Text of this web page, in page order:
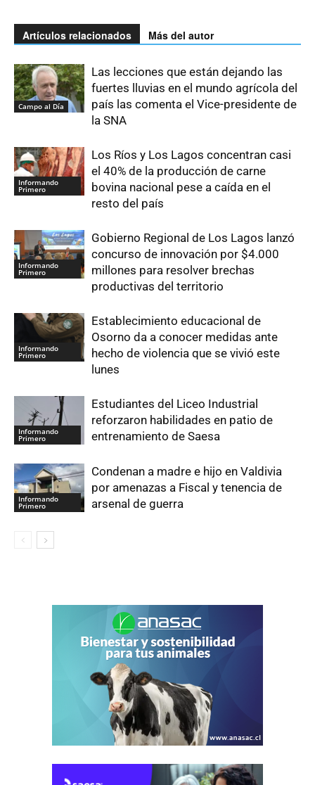
Artículos relacionados Más del autor
Campo al Día
Las lecciones que están dejando las
fuertes lluvias en el mundo agrícola del
país las comenta el Vice-presidente de
la SNA
Informando
Primero
Los Ríos y Los Lagos concentran casi
el 40% de la producción de carne
bovina nacional pese a caída en el
resto del país
Informando
Primero
Gobierno Regional de Los Lagos lanzó
concurso de innovación por $4.000
millones para resolver brechas
productivas del territorio
Informando
Primero
Establecimiento educacional de
Osorno da a conocer medidas ante
hecho de violencia que se vivió este
lunes
Informando
Primero
Estudiantes del Liceo Industrial
reforzaron habilidades en patio de
entrenamiento de Saesa
Informando
Primero
Condenan a madre e hijo en Valdivia
por amenazas a Fiscal y tenencia de
arsenal de guerra